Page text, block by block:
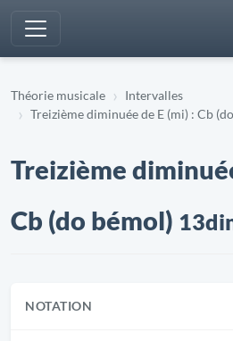
Théorie musicale
Intervalles
Treizième diminuée de E (mi) : Cb
Treizième
Cb (do bémol)
NOTATION